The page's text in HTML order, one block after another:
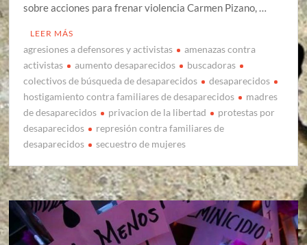
sobre acciones para frenar violencia Carmen Pizano, …
LEER MÁS
agresiones a defensores y activistas
amenazas contra
activistas
aumento desaparecidos
buscadoras
colectivos de búsqueda de desaparecidos
desaparecidos
hostigamiento contra familiares de desaparecidos
madres
de desaparecidos
privacion de la libertad
protestas por
desaparecidos
represión contra familiares de
desaparecidos
secuestro de mujeres